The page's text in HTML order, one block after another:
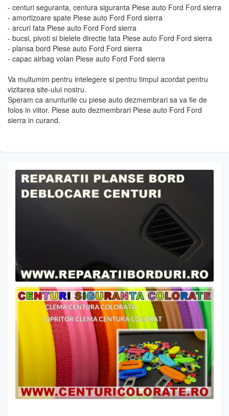
- centuri seguranta, centura siguranta Piese auto Ford Ford sierra
- amortizoare spate Piese auto Ford Ford sierra
- arcuri fata Piese auto Ford Ford sierra
- bucsi, pivoti si bielete directie fata Piese auto Ford Ford sierra
- plansa bord Piese auto Ford Ford sierra
- capac airbag volan Piese auto Ford Ford sierra
Va multumim pentru intelegere si pentru timpul acordat pentru
vizitarea site-ului nostru.
Speram ca anunturile cu piese auto dezmembrari sa va fie de
folos in viitor. Piese auto dezmembrari Piese auto Ford Ford
sierra in curand.